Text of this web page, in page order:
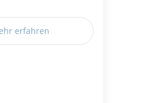
erfahren